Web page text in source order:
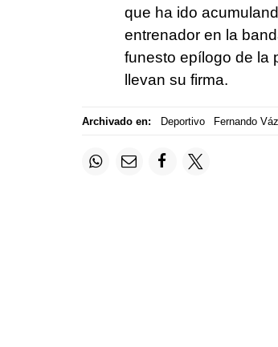
que ha ido
entrenador en la
funesto epílogo de la
llevan su firma.
Archivado en: Deportivo Fernando